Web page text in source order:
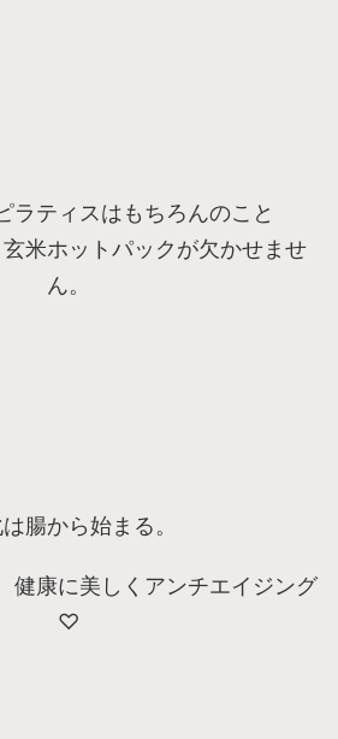
ラティスはもちろんのこと
米ホットパックが欠かせませ
ん。
腸から始まる。
健康に美しくアンチエイジング
♡